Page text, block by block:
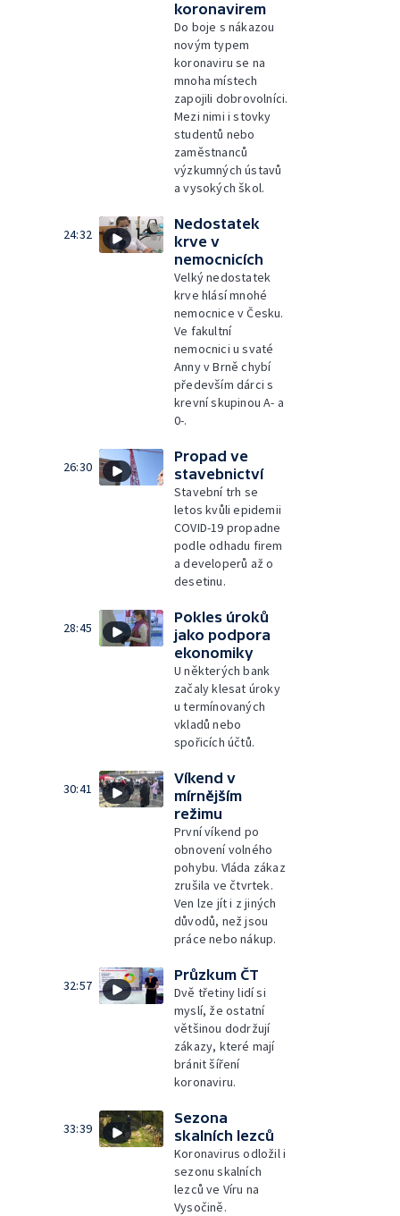
koronavirem
Do boje s nákazou
novým typem
koronaviru se na
mnoha místech
zapojili dobrovolníci.
Mezi nimi i stovky
studentů nebo
zaměstnanců
výzkumných ústavů
a vysokých škol.
24:32
Nedostatek
krve v
nemocnicích
Velký nedostatek
krve hlásí mnohé
nemocnice v Česku.
Ve fakultní
nemocnici u svaté
Anny v Brně chybí
především dárci s
krevní skupinou A- a
0-.
26:30
Propad ve
stavebnictví
Stavební trh se
letos kvůli epidemii
COVID-19 propadne
podle odhadu firem
a developerů až o
desetinu.
28:45
Pokles úroků
jako podpora
ekonomiky
U některých bank
začaly klesat úroky
u termínovaných
vkladů nebo
spořicích účtů.
30:41
Víkend v
mírnějším
režimu
První víkend po
obnovení volného
pohybu. Vláda zákaz
zrušila ve čtvrtek.
Ven lze jít i z jiných
důvodů, než jsou
práce nebo nákup.
32:57
Průzkum ČT
Dvě třetiny lidí si
myslí, že ostatní
většinou dodržují
zákazy, které mají
bránit šíření
koronaviru.
33:39
Sezona
skalních lezců
Koronavirus odložil i
sezonu skalních
lezců ve Víru na
Vysočině.